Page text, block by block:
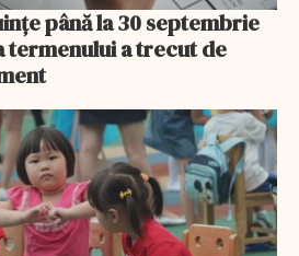
până la 30 septembrie
termenului a trecut de